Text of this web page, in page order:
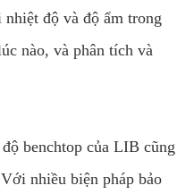
độ và độ ẩm trong
nào, và phân tích và
benchtop của LIB cũng
nhiều biện pháp bảo